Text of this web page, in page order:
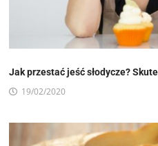
Jak przestać jeść słodycze?
19/02/2020